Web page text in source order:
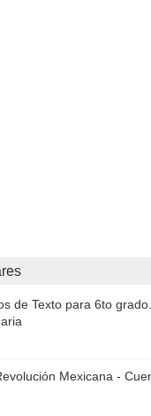
de Texto para 6to
Mexicana -